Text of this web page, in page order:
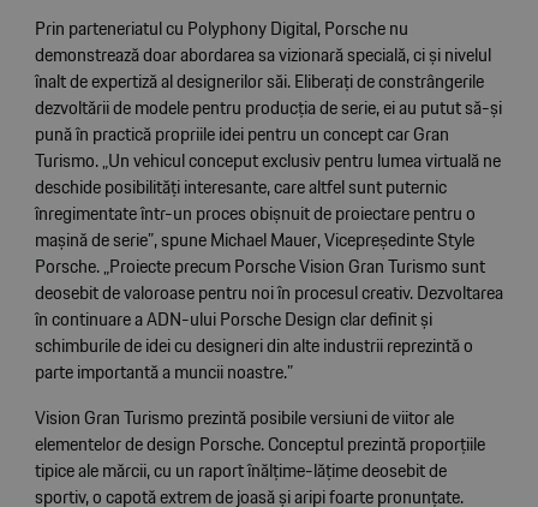
Prin parteneriatul cu Polyphony Digital, Porsche nu
demonstrează doar abordarea sa vizionară specială, ci și nivelul
înalt de expertiză al designerilor săi. Eliberați de constrângerile
dezvoltării de modele pentru producția de serie, ei au putut să-și
pună în practică propriile idei pentru un concept car Gran
Turismo. „Un vehicul conceput exclusiv pentru lumea virtuală ne
deschide posibilități interesante, care altfel sunt puternic
înregimentate într-un proces obișnuit de proiectare pentru o
mașină de serie”, spune Michael Mauer, Vicepreședinte Style
Porsche. „Proiecte precum Porsche Vision Gran Turismo sunt
deosebit de valoroase pentru noi în procesul creativ. Dezvoltarea
în continuare a ADN-ului Porsche Design clar definit și
schimburile de idei cu designeri din alte industrii reprezintă o
parte importantă a muncii noastre.”
Vision Gran Turismo prezintă posibile versiuni de viitor ale
elementelor de design Porsche. Conceptul prezintă proporțiile
tipice ale mărcii, cu un raport înălțime-lățime deosebit de
sportiv, o capotă extrem de joasă și aripi foarte pronunțate.